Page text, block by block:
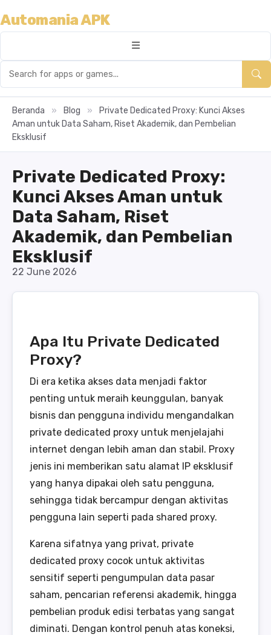
Automania APK
Beranda » Blog »
Private Dedicated Proxy: Kunci Akses
Aman untuk Data Saham, Riset Akademik, dan Pembelian
Eksklusif
Private Dedicated Proxy:
Kunci Akses Aman untuk
Data Saham, Riset
Akademik, dan Pembelian
Eksklusif
22 June 2026
Apa Itu Private Dedicated
Proxy?
Di era ketika akses data menjadi faktor
penting untuk meraih keunggulan, banyak
bisnis dan pengguna individu mengandalkan
private dedicated proxy untuk menjelajahi
internet dengan lebih aman dan stabil. Proxy
jenis ini memberikan satu alamat IP eksklusif
yang hanya dipakai oleh satu pengguna,
sehingga tidak bercampur dengan aktivitas
pengguna lain seperti pada shared proxy.
Karena sifatnya yang privat, private
dedicated proxy cocok untuk aktivitas
sensitif seperti pengumpulan data pasar
saham, pencarian referensi akademik, hingga
pembelian produk edisi terbatas yang sangat
diminati. Dengan kontrol penuh atas koneksi,